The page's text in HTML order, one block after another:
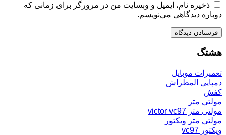
ذخیره نام، ایمیل و وبسایت من در مرورگر برای زمانی که
دوباره دیدگاهی می‌نویسم.
هشتگ
تعمیرات موبایل
دمپایی المطراش
کفش
مولتی متر
مولتی متر victor vc97
مولتی متر ویکتور
ویکتور vc97